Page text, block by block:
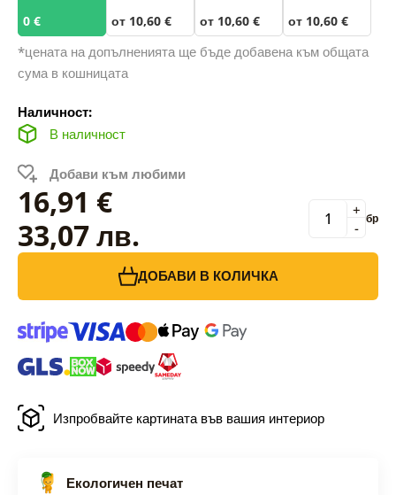
0 € от 10,60 € от 10,60 € от 10,60 €
*цената на допълненията ще бъде добавена към общата
сума в кошницата
Наличност:
В наличност
Добави към любими
16,91 €
33,07 лв.
-
+ бр
ДОБАВИ В КОЛИЧКА
Изпробвайте картината във вашия интериор
Екологичен печат